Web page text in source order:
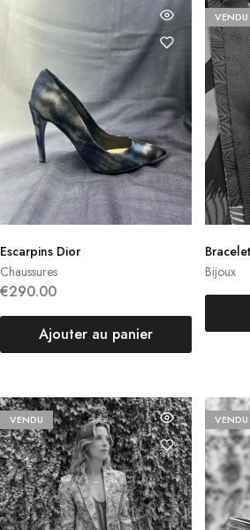
Chaussures
Escarpins Dior
€290.00
Ajouter au panier
VENDU
Bijoux
ès
VENDU VENDU